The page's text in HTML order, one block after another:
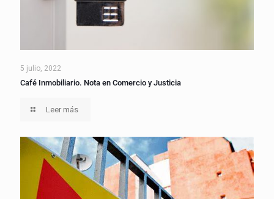
5 julio, 2022
Café Inmobiliario. Nota en Comercio y Justicia
Leer más